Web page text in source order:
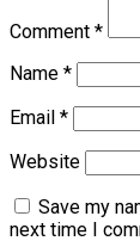
Comment *
Name *
Email *
Website
Save my
next time I